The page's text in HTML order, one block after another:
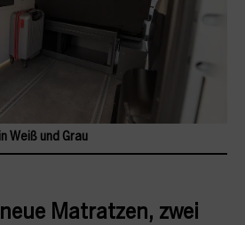
Weiß und Grau
Matratzen, zwei